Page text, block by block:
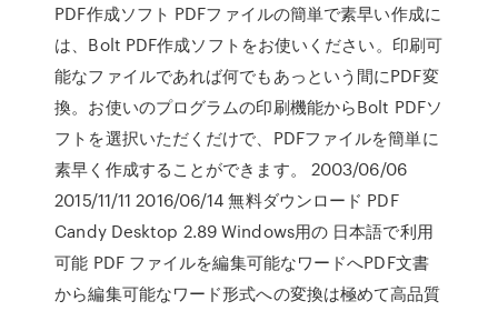
PDF作成ソフト PDFファイルの簡単で素早い作成に
は、Bolt PDF作成ソフトをお使いください。印刷可
能なファイルであれば何でもあっという間にPDF変
換。お使いのプログラムの印刷機能からBolt PDFソ
フトを選択いただくだけで、PDFファイルを簡単に
素早く作成することができます。 2003/06/06
2015/11/11 2016/06/14 無料ダウンロード PDF
Candy Desktop 2.89 Windows用の 日本語で利用
可能 PDF ファイルを編集可能なワードへPDF文書
から編集可能なワード形式への変換は極めて高品質